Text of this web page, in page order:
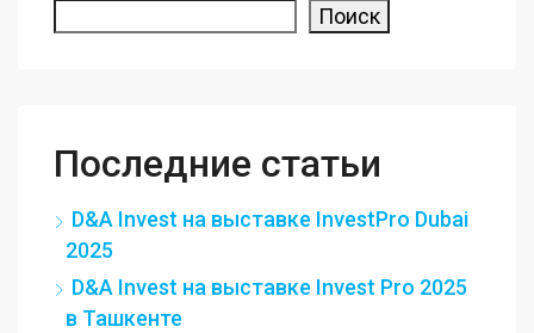
Поиск
Последние статьи
D&A Invest на выставке InvestPro Dubai
2025
D&A Invest на выставке Invest Pro 2025
в Ташкенте